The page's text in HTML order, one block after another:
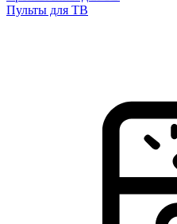
Пульты для ТВ